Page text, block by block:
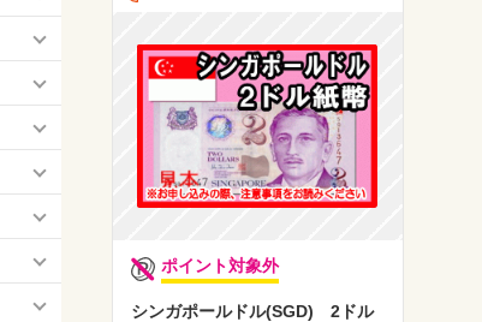
ポイント対象外
シンガポールドル(SGD) 2ドル